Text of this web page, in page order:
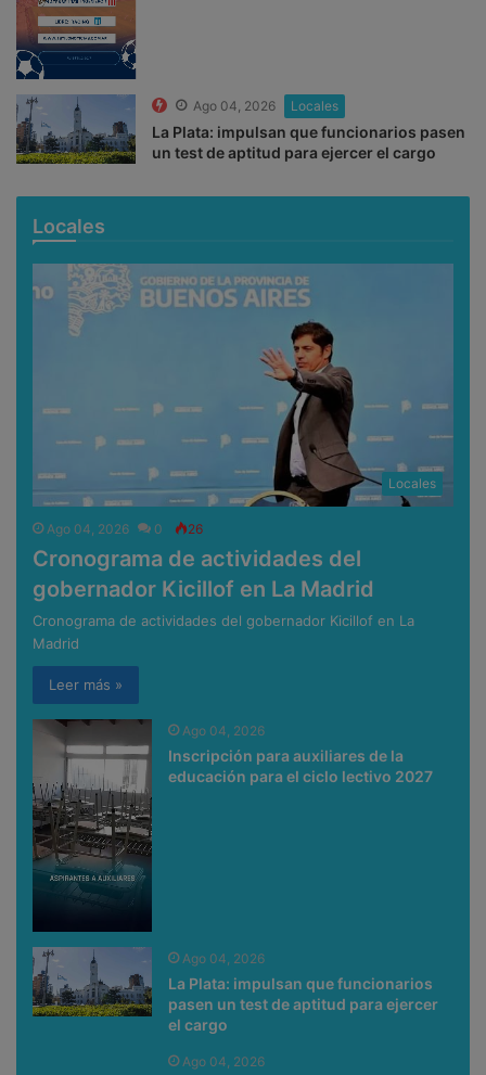
Ago 04, 2026 Locales
La Plata: impulsan que funcionarios pasen
un test de aptitud para ejercer el cargo
Locales
Locales
Ago 04, 2026 0 26
Cronograma de actividades del
gobernador Kicillof en La Madrid
Cronograma de actividades del gobernador Kicillof en La
Madrid
Leer más »
Ago 04, 2026
Inscripción para auxiliares de la
educación para el ciclo lectivo 2027
Ago 04, 2026
La Plata: impulsan que funcionarios
pasen un test de aptitud para ejercer
el cargo
Ago 04, 2026